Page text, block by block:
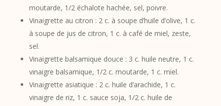
moutarde, 1/2 échalote hachée, sel, poivre.
Vinaigrette au citron : 2 c. à soupe d’huile d’olive, 1 c.
à soupe de jus de citron, 1 c. à café de miel, zeste,
sel.
Vinaigrette balsamique douce : 3 c. huile neutre, 1 c.
vinaigre balsamique, 1/2 c. moutarde, 1 c. miel.
Vinaigrette asiatique : 2 c. huile d’arachide, 1 c.
vinaigre de riz, 1 c. sauce soja, 1/2 c. huile de